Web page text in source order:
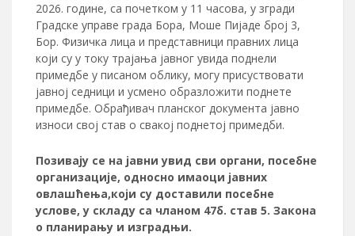
2026. године, са почетком у 11 часова, у згради
Градске управе града Бора, Моше Пијаде број 3,
Бор. Физичка лица и представници правних лица
који су у току трајања јавног увида поднели
примедбе у писаном облику, могу присуствовати
јавној седници и усмено образложити поднете
примедбе. Обрађивач планског документа јавно
износи свој став о свакој поднетој примедби.
Позивају се на јавни увид сви органи, посебне
организације, односно имаоци јавних
овлашћења,који су доставили посебне
услове, у складу са чланом 47б. став 5. Закона
о планирању и изградњи.